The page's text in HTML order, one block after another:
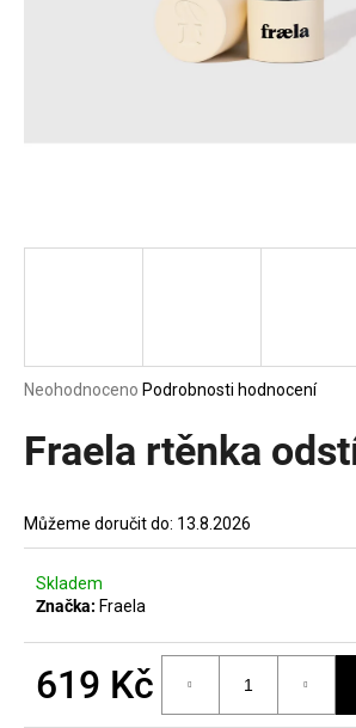
Průměrné
produktu
je
5
hvězdiček.
Neohodnoceno Podrobnosti hodnocení
Fraela rtěnka
Můžeme doručit do: 13.8.2026
Skladem
Značka: Fraela
619 Kč
D
p
o
u
č
e
m